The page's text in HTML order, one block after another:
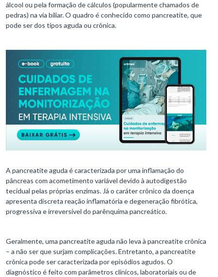
álcool ou pela formação de cálculos (popularmente chamados de
pedras) na via biliar. O quadro é conhecido como pancreatite, que
pode ser dos tipos aguda ou crônica.
A pancreatite aguda é caracterizada por uma inflamação do
pâncreas com acometimento variável devido à autodigestão
tecidual pelas próprias enzimas. Já o caráter crônico da doença
apresenta discreta reação inflamatória e degeneração fibrótica,
progressiva e irreversível do parênquima pancreático.
Geralmente, uma pancreatite aguda não leva à pancreatite crônica
– a não ser que surjam complicações. Entretanto, a pancreatite
crônica pode ser caracterizada por episódios agudos. O
diagnóstico é feito com parâmetros clínicos, laboratoriais ou de